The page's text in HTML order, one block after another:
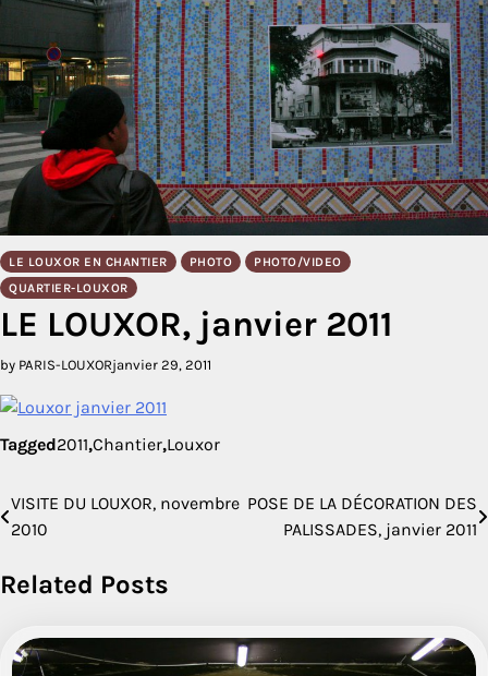
LE LOUXOR EN CHANTIER PHOTO
PHOTO/VIDEO
QUARTIER-LOUXOR
LE LOUXOR, janvier 2011
by PARIS-LOUXORjanvier 29, 2011
Tagged2011,Chantier,Louxor
Navigation
l’article
VISITE DU LOUXOR, novembre
2010
POSE DE LA DÉCORATION DES
PALISSADES, janvier 2011
Related Posts